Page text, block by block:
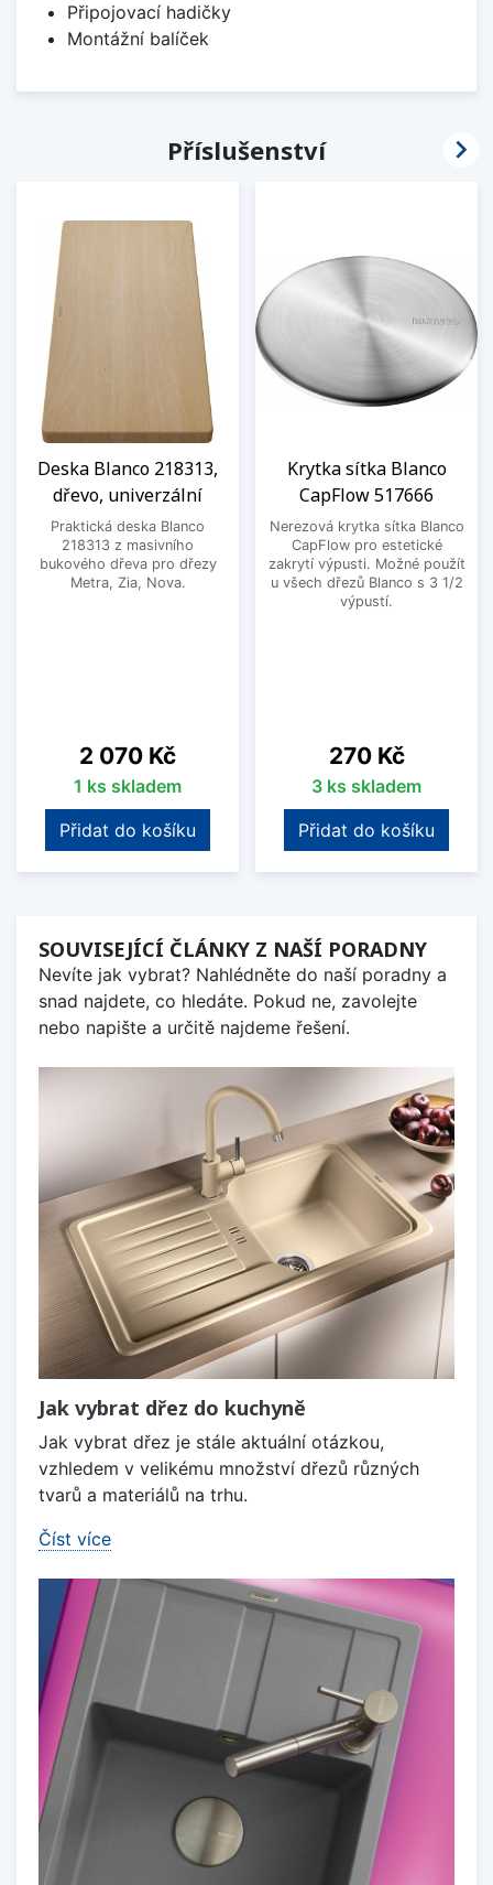
Připojovací hadičky
Montážní balíček
Příslušenství
Deska Blanco 218313,
dřevo, univerzální
Praktická deska Blanco
218313 z masivního
bukového dřeva pro dřezy
Metra, Zia, Nova.
Cena
2 070 Kč
1 ks skladem
Přidat do košíku
Krytka sítka Blanco
CapFlow 517666
Nerezová krytka sítka Blanco
CapFlow pro estetické
zakrytí výpusti. Možné použít
u všech dřezů Blanco s 3 1/2
výpustí.
Cena
270 Kč
3 ks skladem
Přidat do košíku

SOUVISEJÍCÍ ČLÁNKY Z NAŠÍ PORADNY
Nevíte jak vybrat? Nahlédněte do naší poradny a
snad najdete, co hledáte. Pokud ne, zavolejte
nebo napište a určitě najdeme řešení.
Jak vybrat dřez do kuchyně
Jak vybrat dřez je stále aktuální otázkou,
vzhledem v velikému množství dřezů různých
tvarů a materiálů na trhu.
Číst více